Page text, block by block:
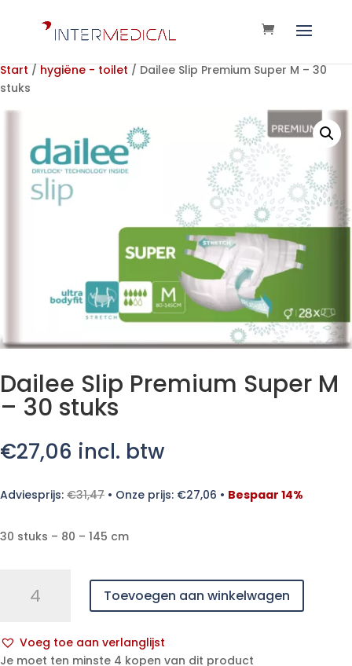
Start / hygiëne - toilet / Dailee Slip Premium Super M – 30
stuks
Dailee Slip Premium Super M
– 30 stuks
€27,06 incl. btw
Adviesprijs: €31,47 • Onze prijs: €27,06 • Bespaar 14%
30 stuks – 80 – 145 cm
M
Toevoegen aan winkelwagen
Voeg toe aan verlanglijst
A
Je moet ten minste 4 kopen van dit product